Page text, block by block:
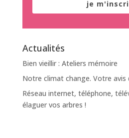
je
Actualités
Bien vieillir : Ateliers mémoire
Notre climat change. Votre avis
Réseau internet, téléphone,
élaguer vos arbres !